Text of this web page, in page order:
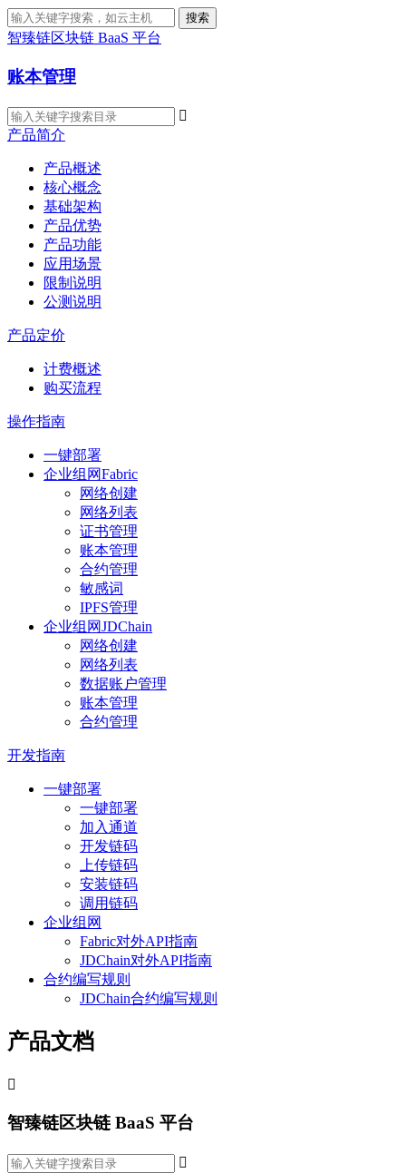
搜索
智臻链区块链 BaaS 平台
账本管理

产品简介
产品概述
核心概念
基础架构
产品优势
产品功能
应用场景
限制说明
公测说明
产品定价
计费概述
购买流程
操作指南
一键部署
企业组网Fabric
网络创建
网络列表
证书管理
账本管理
合约管理
敏感词
IPFS管理
企业组网JDChain
网络创建
网络列表
数据账户管理
账本管理
合约管理
开发指南
一键部署
一键部署
加入通道
开发链码
上传链码
安装链码
调用链码
企业组网
Fabric对外API指南
JDChain对外API指南
合约编写规则
JDChain合约编写规则
产品文档

智臻链区块链 BaaS 平台
